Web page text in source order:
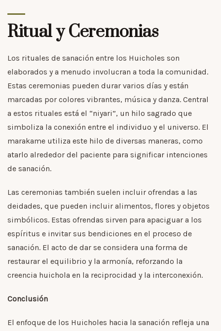
Ritual y Ceremonias
Los rituales de sanación entre los Huicholes son
elaborados y a menudo involucran a toda la comunidad.
Estas ceremonias pueden durar varios días y están
marcadas por colores vibrantes, música y danza. Central
a estos rituales está el “niyari”, un hilo sagrado que
simboliza la conexión entre el individuo y el universo. El
marakame utiliza este hilo de diversas maneras, como
atarlo alrededor del paciente para significar intenciones
de sanación.
Las ceremonias también suelen incluir ofrendas a las
deidades, que pueden incluir alimentos, flores y objetos
simbólicos. Estas ofrendas sirven para apaciguar a los
espíritus e invitar sus bendiciones en el proceso de
sanación. El acto de dar se considera una forma de
restaurar el equilibrio y la armonía, reforzando la
creencia huichola en la reciprocidad y la interconexión.
Conclusión
El enfoque de los Huicholes hacia la sanación refleja una